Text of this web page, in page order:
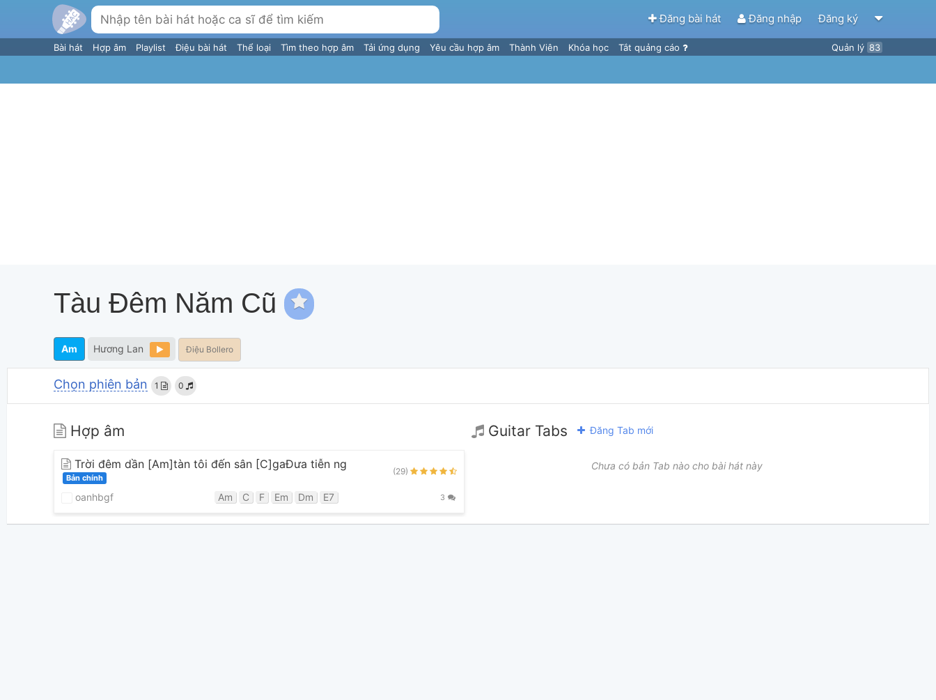
Đăng bài hát Đăng nhập Đăng ký
Bài hát Hợp âm Playlist Điệu bài hát Thể loại Tìm theo hợp âm Tải ứng dụng Yêu cầu hợp âm Thành Viên Khóa học Tắt quảng cáo Quản lý 83
Tàu Đêm Năm Cũ
Am Hương Lan Điệu Bollero
Chọn phiên bản 1 0
Hợp âm
Trời đêm dần [Am]tàn tôi đến sân [C]gaĐưa tiễn ng
Bản chính
(29)
oanhbgf Am C F Em Dm E7 3
Guitar Tabs Đăng Tab mới
Chưa có bản Tab nào cho bài hát này